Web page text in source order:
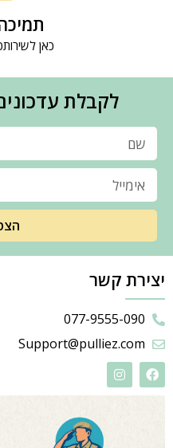
כאן
לקבלת
יצירת קשר
077-9555-090
Support@pulliez.com